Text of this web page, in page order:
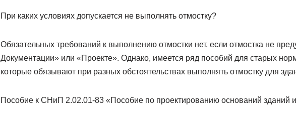
При каких условиях допускается не выполнять отмостку?
Обязательных требований к выполнению отмостки нет, если отмостка не
Документации» или «Проекте». Однако, имеется ряд пособий для старых
которые обязывают при разных обстоятельствах выполнять отмостку для
Пособие к СНиП 2.02.01-83 «Пособие по проектированию оснований зданий